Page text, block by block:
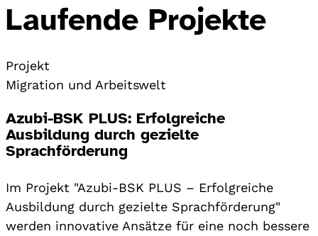
Laufende Projekte
Projekt
Migration und Arbeitswelt
Azubi-BSK PLUS: Erfolgreiche
Ausbildung durch gezielte
Sprachförderung
Im Projekt "Azubi-BSK PLUS – Erfolgreiche
Ausbildung durch gezielte Sprachförderung"
werden innovative Ansätze für eine noch bessere